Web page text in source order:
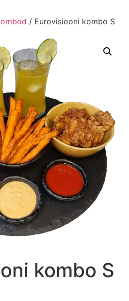
/ Eurovisiooni kombo S
kombo S